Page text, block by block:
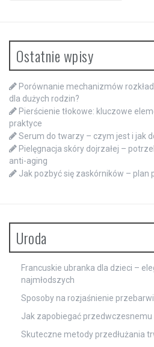
Ostatnie wpisy
Porównanie mechanizmów
dla dużych rodzin?
Pierścienie tłokowe: kluczowe
praktyce
Serum do twarzy – czym jest i jak
Pielęgnacja skóry dojrzałej –
anti-aging
Jak pozbyć się zaskórników – plan
Uroda
Francuskie ubranka dla dzieci –
najmłodszych
Sposoby na rozjaśnienie
Jak zapobiegać przedwczesnemu
Skuteczne metody przedłużania